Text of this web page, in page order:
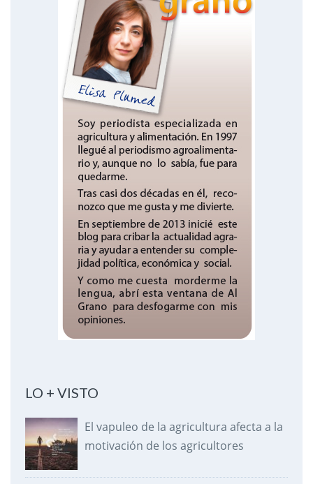
LO + VISTO
El vapuleo de la agricultura afecta a la
motivación de los agricultores